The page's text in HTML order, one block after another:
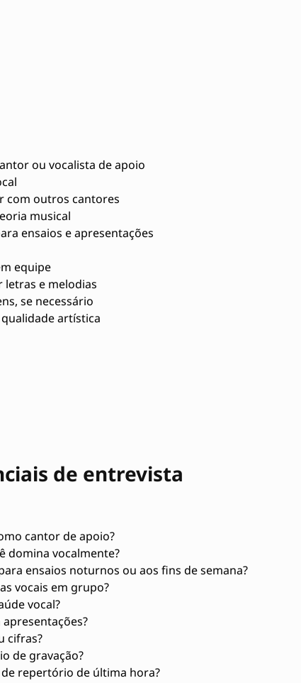
ou vocalista de apoio
com outros cantores
musical
ensaios e apresentações
equipe
letras e melodias
se necessário
artística
de entrevista
cantor de apoio?
domina vocalmente?
ensaios noturnos ou aos fins de semana?
vocais em grupo?
vocal?
cifras?
de gravação?
repertório de última hora?